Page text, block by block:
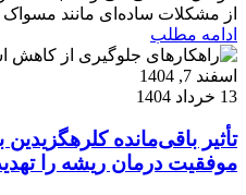
از مشکلات ساده‌ای مانند
ادامه مطلب
اسفند 7, 1404
13 خرداد 1404
تأثیر باقی‌مانده
موفقیت درمان ریشه را